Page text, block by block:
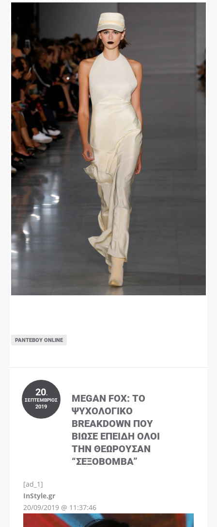
ΡΑΝΤΕΒΟΎ ONLINE
20.
ΣΕΠΤΈΜΒΡΙΟΣ
2019
MEGAN FOX: ΤΟ
ΨΥΧΟΛΟΓΙΚΌ
BREAKDOWN ΠΟΥ
ΒΊΩΣΕ ΕΠΕΙΔΉ ΌΛΟΙ
ΤΗΝ ΘΕΩΡΟΎΣΑΝ
“ΣΕΞΟΒΌΜΒΑ”
[ad_1]
InStyle.gr
20/09/2019 @ 11:37:46